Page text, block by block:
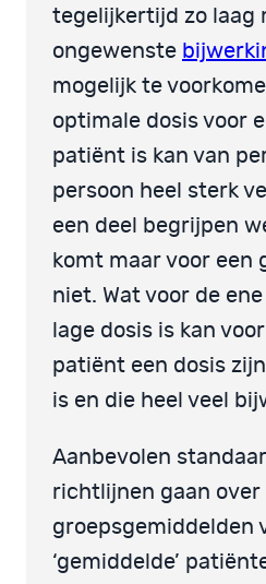
tegelijkertijd zo laag
ongewenste
mogelijk te
optimale dosis voor
patiënt is kan van
persoon heel sterk
een deel begrijpen
komt maar voor een
niet. Wat voor de
lage dosis is kan
patiënt een dosis
is en die heel veel
Aanbevolen
richtlijnen gaan over
groepsgemiddelden
‘gemiddelde’